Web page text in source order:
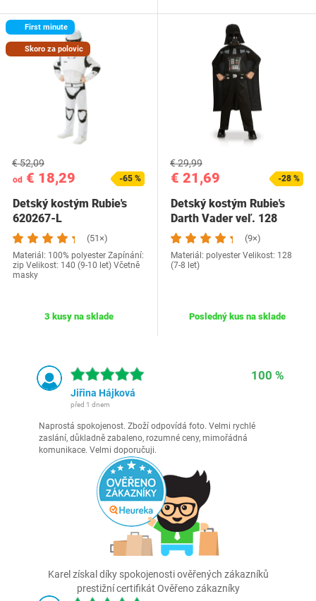
First minute
Skoro za polovic
od € 18,29
€ 52,09
-65 %
Detský kostým Rubie's
620267-L
(51×)
Materiál: 100% polyester Zapínání:
zip Velikost: 140 (9-10 let) Včetně
masky
3 kusy na sklade
€ 21,69
€ 29,99
-28 %
Detský kostým Rubie's
Darth Vader veľ. 128
(9×)
Materiál: polyester Velikost: 128
(7-8 let)
Posledný kus na sklade
100 %
Jiřina Hájková
před 1 dnem
Naprostá spokojenost. Zboží odpovídá foto. Velmi rychlé
zaslání, důkladně zabaleno, rozumné ceny, mimořádná
komunikace. Velmi doporučuji.
Karel získal díky spokojenosti ověřených zákazníků
prestižní certifikát Ověřeno zákazníky